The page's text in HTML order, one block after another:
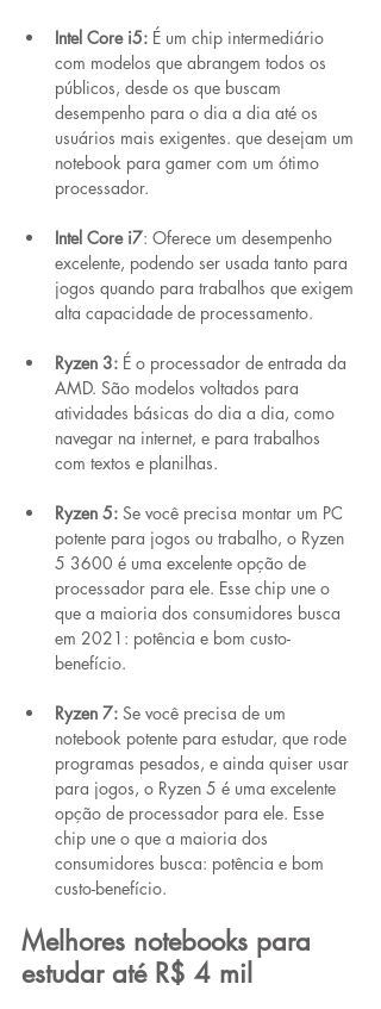
Intel Core i5: É um chip intermediário
com modelos que abrangem todos os
públicos, desde os que buscam
desempenho para o dia a dia até os
usuários mais exigentes. que desejam um
notebook para gamer com um ótimo
processador.
Intel Core i7: Oferece um desempenho
excelente, podendo ser usada tanto para
jogos quando para trabalhos que exigem
alta capacidade de processamento.
Ryzen 3: É o processador de entrada da
AMD. São modelos voltados para
atividades básicas do dia a dia, como
navegar na internet, e para trabalhos
com textos e planilhas.
Ryzen 5: Se você precisa montar um PC
potente para jogos ou trabalho, o Ryzen
5 3600 é uma excelente opção de
processador para ele. Esse chip une o
que a maioria dos consumidores busca
em 2021: potência e bom custo-
benefício.
Ryzen 7: Se você precisa de um
notebook potente para estudar, que rode
programas pesados, e ainda quiser usar
para jogos, o Ryzen 5 é uma excelente
opção de processador para ele. Esse
chip une o que a maioria dos
consumidores busca: potência e bom
custo-benefício.
Melhores notebooks para
estudar até R$ 4 mil